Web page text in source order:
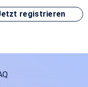
registrieren